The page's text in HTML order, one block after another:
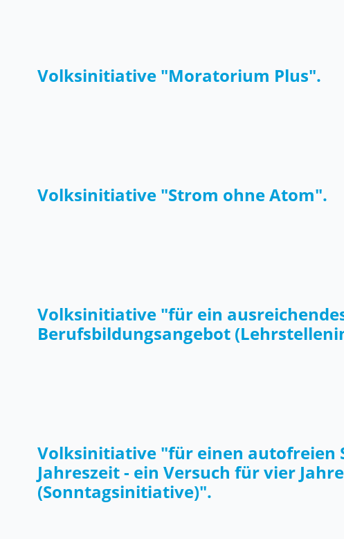
Volksinitiative "Moratorium Plus".
Volksinitiative "Strom ohne Atom".
Volksinitiative "für ein
Berufsbildungsangebot
Volksinitiative "für einen autofreien
Jahreszeit - ein Versuch für vier Jahre
(Sonntagsinitiative)".